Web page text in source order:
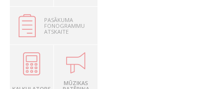
PASĀKUMA
FONOGRAMMU
ATSKAITE
MŪZIKAS